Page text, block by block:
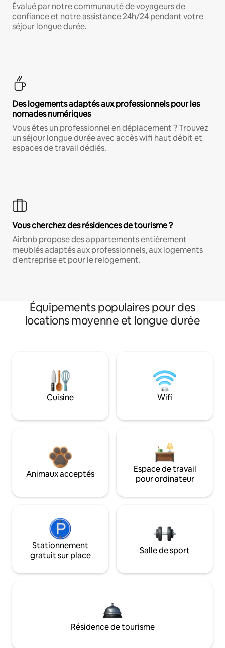
Évalué par notre communauté de voyageurs de
confiance et notre assistance 24h/24 pendant votre
séjour longue durée.
Des logements adaptés aux professionnels pour les
nomades numériques
Vous êtes un professionnel en déplacement ? Trouvez
un séjour longue durée avec accès wifi haut débit et
espaces de travail dédiés.
Vous cherchez des résidences de tourisme ?
Airbnb propose des appartements entièrement
meublés adaptés aux professionnels, aux logements
d'entreprise et pour le relogement.
Équipements populaires pour des
locations moyenne et longue durée
Cuisine Wifi
Animaux acceptés
Espace de travail
pour ordinateur
Stationnement
gratuit sur place
Salle de sport
Résidence de tourisme